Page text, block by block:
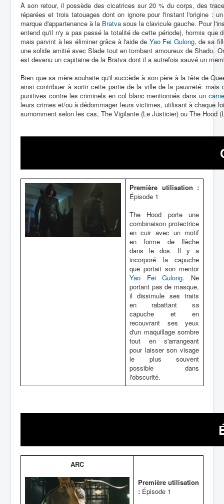
À son retour, il possède des cicatrices sur 20 % du corps, des
réparées et trois tatouages dont on ignore pour l'instant l'origine :
marque d'appartenance à la Bratva sous la clavicule gauche. Pour
entend qu'il n'y a pas passé la totalité de cette période), hormis
mais parvint à les éliminer grâce à l'aide de Yao Fei Gulong, de sa
une solide amitié avec Slade tout en tombant amoureux de Shado.
est devenu un capitaine de la Bratva dont il a autrefois sauvé un
Bien que sa mère souhaite qu'il succède à son père à la tête de
ainsi contribuer à sortir cette partie de la ville de la pauvreté: mais
punitives contre les criminels en col blanc mentionnés dans un
leurs crimes et/ou à dédommager leurs victimes, utilisant à chaque
surnomment selon les cas, The Vigilante (Le Justicier) ou The Hood
Première utilisation :
Épisode 1
The Hood porte une
combinaison protectrice
en cuir avec un motif
en forme de flèche
dans le dos. Il y a
incorporé la capuche
que portait son mentor
Yao Fei Gulong. Ne
portant pas de masque,
il dissimule ses traits
en rabattant sa
capuche et en
recouvrant ses yeux
d'un maquillage sombre
tout en s'arrangeant
pour laisser son visage
le plus souvent
possible dans
l'obscurité.
ARC
Première utilisation
: Épisode 1